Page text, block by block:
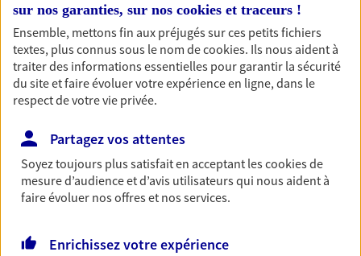
Épargne
Réalisez vos projets grâce à votre épargne : achat
immobilier, études des enfants ou voyage autour
du monde… Épargnez à votre rythme et
Retraite
Préparez sereinement ce nouveau chapitre de
spécialement conçue pour la retraite.
sur nos garanties, sur nos cookies et traceurs !
Ensemble, mettons fin aux préjugés sur ces petits fichiers
textes, plus connus sous le nom decookies. Ils nous aident à
traiter des informations essentielles pour garantir la sécurité
du site et faire évoluer votre expérience en ligne, dans le
respect de votre vie privée.
Partagez vos attentes
Soyez toujours plus satisfait en acceptant lescookiesde
mesure d’audience et d’avis utilisateurs qui nous aident à
faire évoluer nos offres et nos services.
Enrichissez votre expérience